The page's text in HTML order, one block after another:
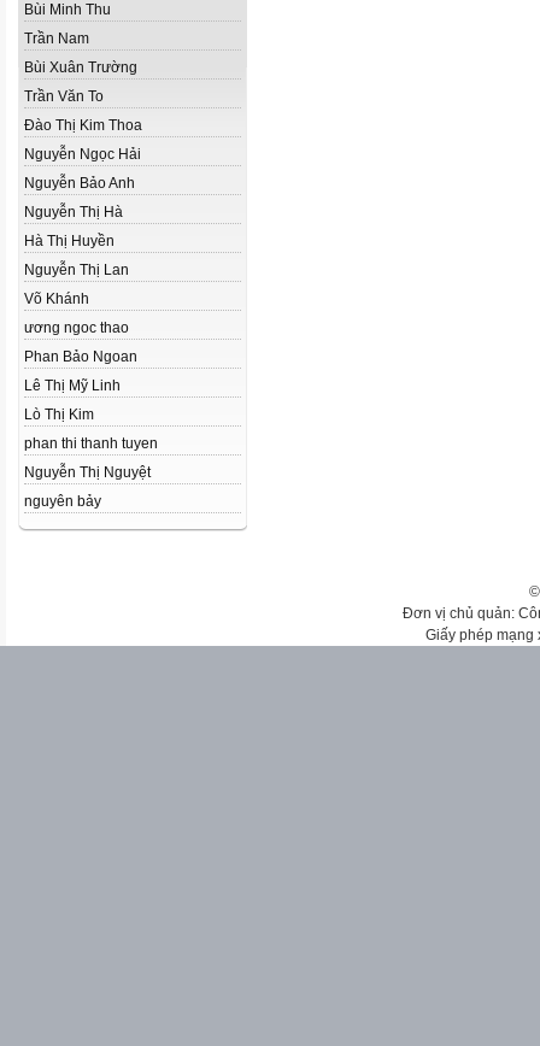
Bùi Minh Thu
Trần Nam
Bùi Xuân Trường
Trần Văn To
Đào Thị Kim Thoa
Nguyễn Ngọc Hải
Nguyễn Bảo Anh
Nguyễn Thị Hà
Hà Thị Huyền
Nguyễn Thị Lan
Võ Khánh
ương ngoc thao
Phan Bảo Ngoan
Lê Thị Mỹ Linh
Lò Thị Kim
phan thi thanh tuyen
Nguyễn Thị Nguyệt
nguyên bảy
Đơn vị chủ quản:
Giấy phép mạng